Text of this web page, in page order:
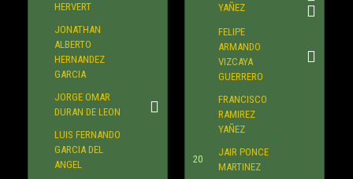
HERVERT
JONATHAN
ALBERTO
HERNANDEZ
GARCIA
JORGE OMAR
DURAN DE LEON
LUIS FERNANDO
GARCIA DEL
ANGEL
YAÑEZ
FELIPE
ARMANDO
VIZCAYA
GUERRERO
FRANCISCO
RAMIREZ
YAÑEZ
20
JAIR PONCE
MARTINEZ